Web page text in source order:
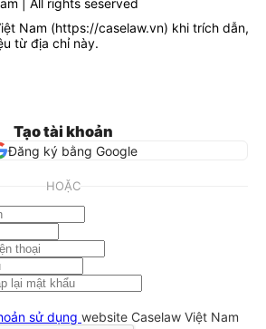
| All rights seserved
Nam (https://caselaw.vn) khi trích dẫn,
từ địa chỉ này.
Tạo tài khoản
Đăng ký bằng Google
HOẶC
sử dụng website Caselaw Việt Nam